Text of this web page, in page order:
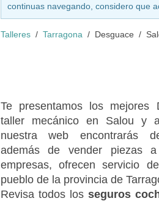
continuas navegando, considero que
Talleres Tarragona Desguace
Te presentamos los mejores
taller mecánico en Salou y
nuestra web encontrarás
además de vender piezas
empresas, ofrecen servicio
pueblo de la provincia de
Revisa todos los seguros